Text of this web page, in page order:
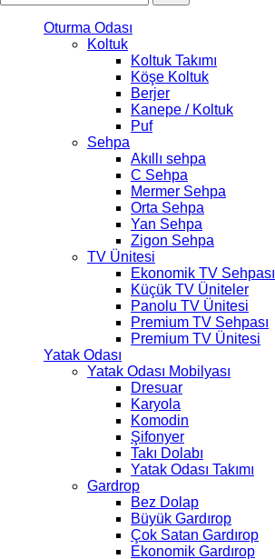
Arama formu
Oturma Odası
Koltuk
Koltuk Takımı
Köşe Koltuk
Berjer
Kanepe / Koltuk
Puf
Sehpa
Akıllı sehpa
C Sehpa
Mermer Sehpa
Orta Sehpa
Yan Sehpa
Zigon Sehpa
TV Ünitesi
Ekonomik TV Sehpası
Küçük TV Üniteler
Panolu TV Ünitesi
Premium TV Sehpası
Premium TV Ünitesi
Yatak Odası
Yatak Odası Mobilyası
Dresuar
Karyola
Komodin
Şifonyer
Takı Dolabı
Yatak Odası Takımı
Gardrop
Bez Dolap
Büyük Gardırop
Çok Satan Gardırop
Ekonomik Gardırop